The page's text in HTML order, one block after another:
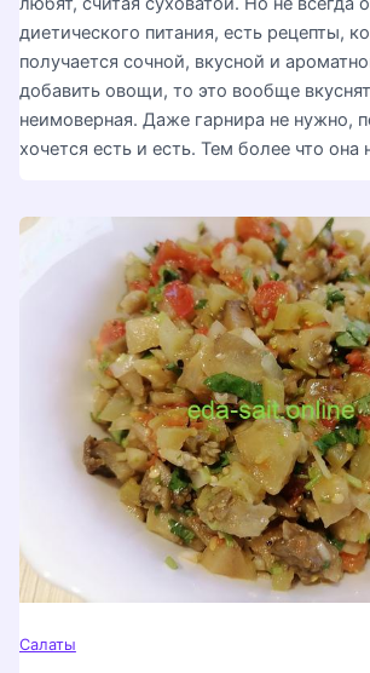
диетического питания, есть рецепты,
получается сочной, вкусной и
добавить овощи, то это вообще
неимоверная. Даже гарнира не нужно,
хочется есть и есть. Тем более что она
Салаты